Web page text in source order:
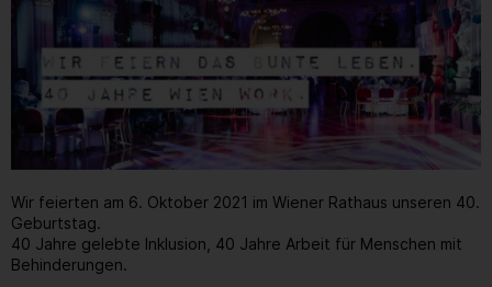
Wir feierten am 6. Oktober 2021 im Wiener Rathaus unseren 40.
Geburtstag.
40 Jahre gelebte Inklusion, 40 Jahre Arbeit für Menschen mit
Behinderungen.